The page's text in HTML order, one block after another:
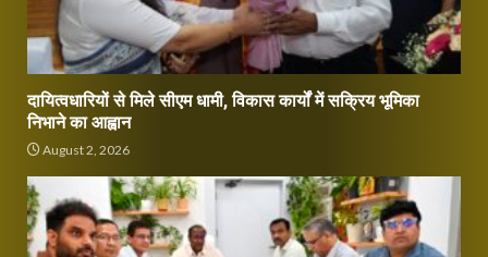
दायित्वधारियों से मिले सीएम धामी, विकास कार्यों में सक्रिय भूमिका
निभाने का आह्वान
August 2, 2026